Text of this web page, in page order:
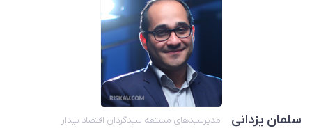
سلمان یزدانی مدیرسبدهای مشتقه سبدگردان اقتصاد بیدار